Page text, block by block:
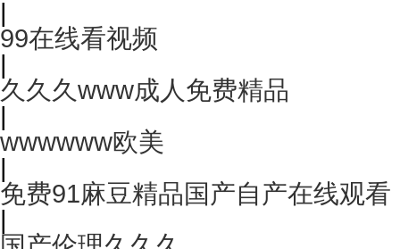
|
99在线看视频
|
久久久www成人免费精品
|
wwwwww欧美
|
免费91麻豆精品国产自产在线观看
|